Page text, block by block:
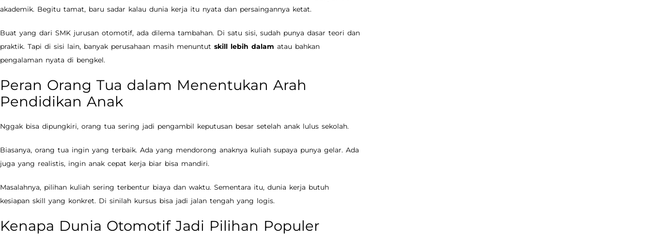
akademik. Begitu tamat, baru sadar kalau dunia kerja itu nyata dan persaingannya ketat.
Buat yang dari SMK jurusan otomotif, ada dilema tambahan. Di satu sisi, sudah punya dasar teori dan
praktik. Tapi di sisi lain, banyak perusahaan masih menuntut skill lebih dalam atau bahkan
pengalaman nyata di bengkel.
Peran Orang Tua dalam Menentukan Arah
Pendidikan Anak
Nggak bisa dipungkiri, orang tua sering jadi pengambil keputusan besar setelah anak lulus sekolah.
Biasanya, orang tua ingin yang terbaik. Ada yang mendorong anaknya kuliah supaya punya gelar. Ada
juga yang realistis, ingin anak cepat kerja biar bisa mandiri.
Masalahnya, pilihan kuliah sering terbentur biaya dan waktu. Sementara itu, dunia kerja butuh
kesiapan skill yang konkret. Di sinilah kursus bisa jadi jalan tengah yang logis.
Kenapa Dunia Otomotif Jadi Pilihan Populer